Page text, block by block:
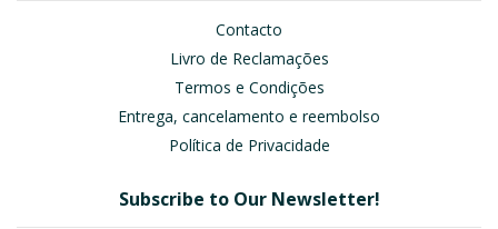
Contacto
Livro de Reclamações
Termos e Condições
Entrega, cancelamento e reembolso
Política de Privacidade
Subscribe to Our Newsletter!